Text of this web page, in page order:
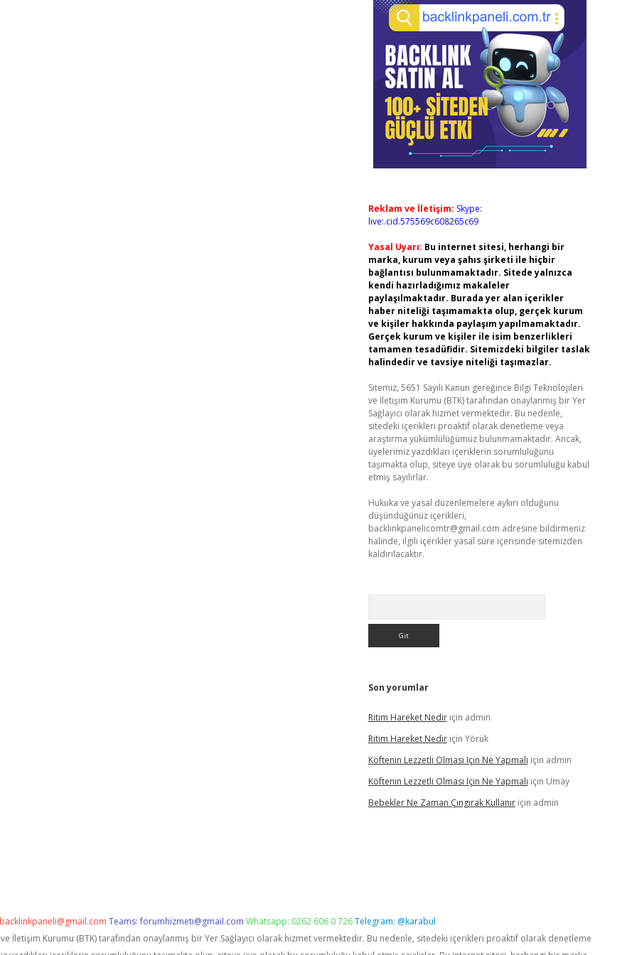
Reklam ve İletişim: Skype:
live:.cid.575569c608265c69
Yasal Uyarı: Bu internet sitesi, herhangi bir
marka, kurum veya şahıs şirketi ile hiçbir
bağlantısı bulunmamaktadır. Sitede yalnızca
kendi hazırladığımız makaleler
paylaşılmaktadır. Burada yer alan içerikler
haber niteliği taşımamakta olup, gerçek kurum
ve kişiler hakkında paylaşım yapılmamaktadır.
Gerçek kurum ve kişiler ile isim benzerlikleri
tamamen tesadüfidir. Sitemizdeki bilgiler taslak
halindedir ve tavsiye niteliği taşımazlar.
Sitemiz, 5651 Sayılı Kanun gereğince Bilgi Teknolojileri
ve İletişim Kurumu (BTK) tarafından onaylanmış bir Yer
Sağlayıcı olarak hizmet vermektedir. Bu nedenle,
sitedeki içerikleri proaktif olarak denetleme veya
araştırma yükümlülüğümüz bulunmamaktadır. Ancak,
üyelerimiz yazdıkları içeriklerin sorumluluğunu
taşımakta olup, siteye üye olarak bu sorumluluğu kabul
etmiş sayılırlar.
Hukuka ve yasal düzenlemelere aykırı olduğunu
düşündüğünüz içerikleri,
backlinkpanelicomtr@gmail.com adresine bildirmeniz
halinde, ilgili içerikler yasal süre içerisinde sitemizden
kaldırılacaktır.
Son yorumlar
Ritim Hareket Nediriçin admin
Ritim Hareket Nediriçin Yörük
Köftenin Lezzetli Olması Için Ne Yapmalı için admin
Köftenin Lezzetli Olması Için Ne Yapmalı için Umay
Bebekler Ne Zaman Çıngırak Kullanıriçin admin
backlinkpaneli@gmail.com Teams:forumhizmeti@gmail.com Whatsapp: 0262 606 0 726Telegram: @karabul
İletişim Kurumu (BTK) tarafından onaylanmış bir Yer Sağlayıcı olarak hizmet vermektedir. Bu nedenle, sitedeki içerikleri proaktif olarak denetleme